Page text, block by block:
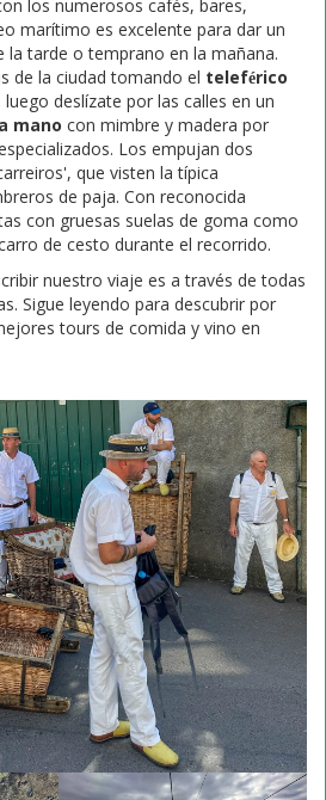
los numerosos cafés, bares,
marítimo es excelente para dar un
la tarde o temprano en la mañana.
de la ciudad tomando el teleférico
deslízate por las calles en un
mano con mimbre y madera por
Los empujan dos
que visten la típica
de paja. Con reconocida
con gruesas suelas de goma como
de cesto durante el recorrido.
nuestro viaje es a través de todas
Sigue leyendo para descubrir por
tours de comida y vino en